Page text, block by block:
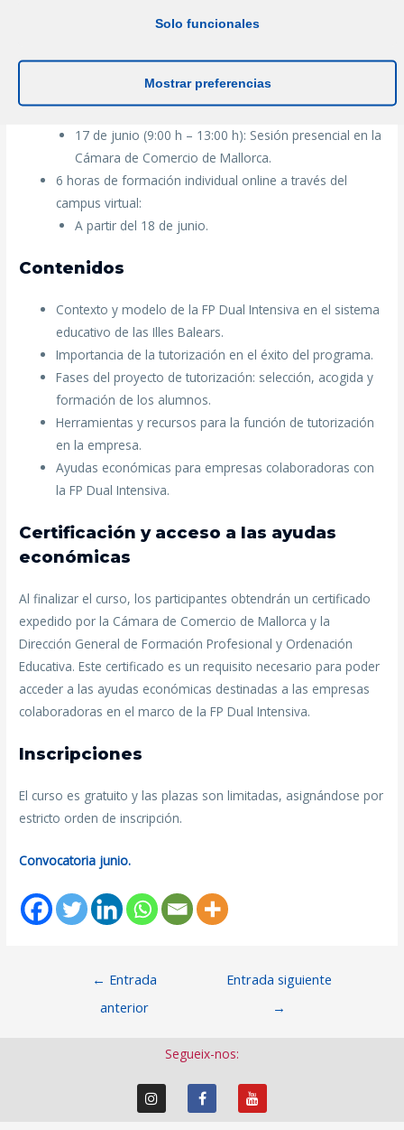
6 horas de formación online en sesiones conjuntas:
10 de junio (9:00 h – 12:00 h): Sesión conjunta
17 de junio (9:00 h – 13:00 h): Sesión presencial en la
Cámara de Comercio de Mallorca.
6 horas de formación individual online a través del
campus virtual:
A partir del 18 de junio.
Contenidos
Contexto y modelo de la FP Dual Intensiva en el sistema
educativo de las Illes Balears.
Importancia de la tutorización en el éxito del programa.
Fases del proyecto de tutorización: selección, acogida y
formación de los alumnos.
Herramientas y recursos para la función de tutorización
en la empresa.
Ayudas económicas para empresas colaboradoras con
la FP Dual Intensiva.
Certificación y acceso a las ayudas
económicas
Al finalizar el curso, los participantes obtendrán un certificado
expedido por la Cámara de Comercio de Mallorca y la
Dirección General de Formación Profesional y Ordenación
Educativa. Este certificado es un requisito necesario para poder
acceder a las ayudas económicas destinadas a las empresas
colaboradoras en el marco de la FP Dual Intensiva.
Inscripciones
El curso es gratuito y las plazas son limitadas, asignándose por
estricto orden de inscripción.
Convocatoria junio.
← Entrada
anterior
Entrada siguiente
→
Segueix-nos:
Solo funcionales
Mostrar preferencias